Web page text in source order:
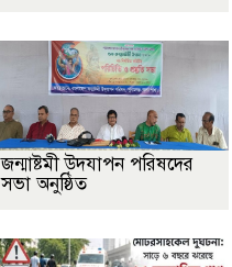
জন্মাষ্টমী উদযাপন পরিষদের
সভা অনুষ্ঠিত